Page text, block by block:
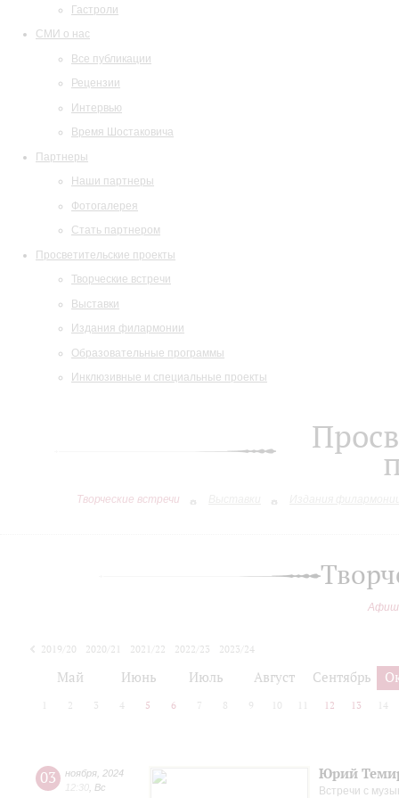
Гастроли
СМИ о нас
Все публикации
Рецензии
Интервью
Время Шостаковича
Партнеры
Наши партнеры
Фотогалерея
Стать партнером
Просветительские проекты
Творческие встречи
Выставки
Издания филармонии
Образовательные программы
Инклюзивные и специальные проекты
Творческие встречи
2019/20 2020/21 2021/22 2022/23
2023/24
Май Июнь Июль Август Сентябрь
2 3 4 5 6 7 8 9 10 12 13 14
03 ноября 2024
12:30 Вс
Юрий
Встречи с